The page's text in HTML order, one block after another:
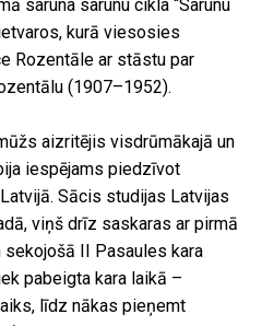
saruna sarunu cikla “Sarunu
kurā viesosies
Rozentāle ar stāstu par
(1907–1952).
aizritējis visdrūmākajā un
iespējams piedzīvot
Sācis studijas Latvijas
viņš drīz saskaras ar pirmā
sekojošā II Pasaules kara
pabeigta kara laikā –
līdz nākas pieņemt